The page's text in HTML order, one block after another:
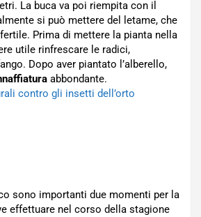
La buca va poi riempita con il
si può mettere del letame, che
Prima di mettere la pianta nella
utile rinfrescare le radici,
Dopo aver piantato l’alberello,
abbondante.
contro gli insetti dell’orto
sono importanti due momenti per la
effettuare nel corso della stagione